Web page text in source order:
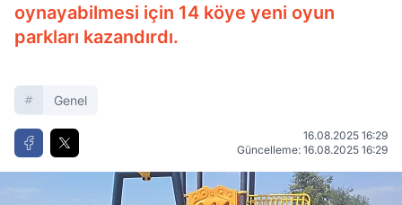
oynayabilmesi için 14 köye yeni oyun
parkları kazandırdı.
Genel
16.08.2025 16:29
Güncelleme: 16.08.2025 16:29